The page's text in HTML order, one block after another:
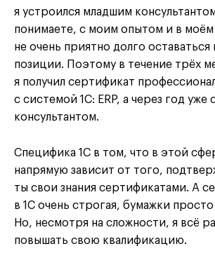
я устроился младшим
понимаете, с моим опытом и в моём
не очень приятно долго оставаться
позиции. Поэтому в течение трёх
я получил сертификат
с системой 1С: ERP, а через год уже
консультантом.
Специфика 1С в том, что в этой
напрямую зависит от того,
ты свои знания сертификатами. А
в 1С очень строгая, бумажки
Но, несмотря на сложности, я всё
повышать свою квалификацию.